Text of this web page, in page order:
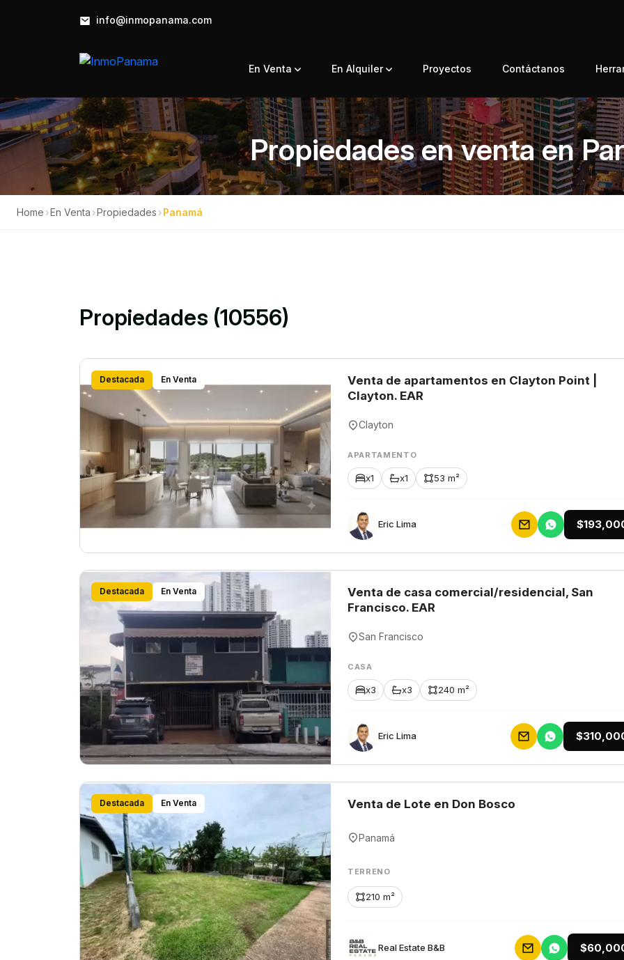
info@inmopanama.com
En Venta En Alquiler Proyectos Contáctanos
Propiedades en venta en
Home ›En Venta ›Propiedades ›Panamá
Propiedades (10556)
Destacada En Venta
Venta de apartamentos en Clayton Point |
Clayton. EAR
Clayton
APARTAMENTO
x1 x1 53 m²
Eric Lima
Destacada En Venta
Venta de casa comercial/residencial, San
Francisco. EAR
San Francisco
CASA
x3 x3 240 m²
Eric Lima
Destacada En Venta Venta de Lote en Don Bosco
Panamá
TERRENO
210 m²
Rеаl Еstаtе В&В